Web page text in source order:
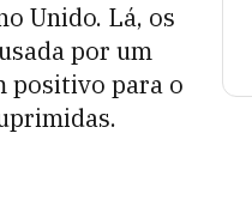
Unido. Lá, os
por um
positivo para o